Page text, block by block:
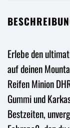
Erlebe den
auf deinen
Reifen Minion
Gummi und
Bestzeiten,